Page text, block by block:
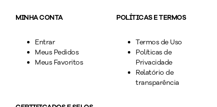
MINHA CONTA
Entrar
Meus Pedidos
Meus Favoritos
POLÍTICAS E TERMOS
Termos de Uso
Políticas de
Privacidade
Relatório de
transparência